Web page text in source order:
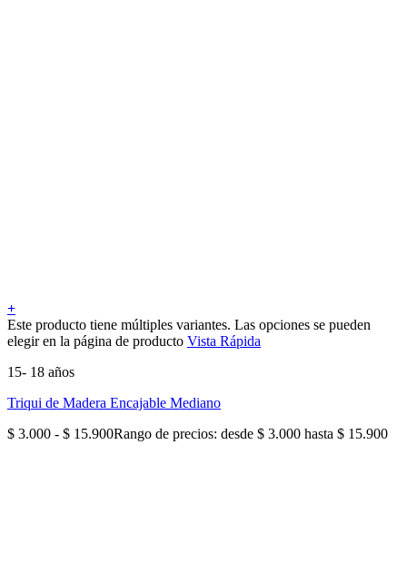
+
Este producto tiene múltiples variantes. Las opciones se pueden
elegir en la página de producto Vista Rápida
15- 18 años
Triqui de Madera Encajable Mediano
$ 3.000 - $ 15.900Rango de precios: desde $ 3.000 hasta $ 15.900